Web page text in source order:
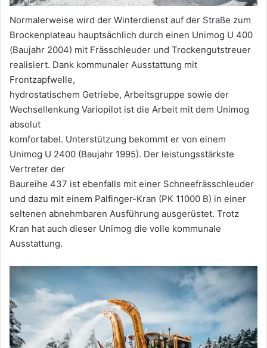
Normalerweise wird der Winterdienst auf der Straße zum
Brockenplateau hauptsächlich durch einen Unimog U 400
(Baujahr 2004) mit Frässchleuder und Trockengutstreuer
realisiert. Dank kommunaler Ausstattung mit
Frontzapfwelle,
hydrostatischem Getriebe, Arbeitsgruppe sowie der
Wechsellenkung Variopilot ist die Arbeit mit dem Unimog
absolut
komfortabel. Unterstützung bekommt er von einem
Unimog U 2400 (Baujahr 1995). Der leistungsstärkste
Vertreter der
Baureihe 437 ist ebenfalls mit einer Schneefrässchleuder
und dazu mit einem Palfinger-Kran (PK 11000 B) in einer
seltenen abnehmbaren Ausführung ausgerüstet. Trotz
Kran hat auch dieser Unimog die volle kommunale
Ausstattung.